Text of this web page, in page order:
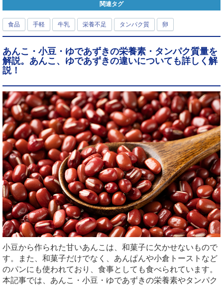
関連タグ
食品 手軽 牛乳 栄養不足 タンパク質 卵
あんこ・小豆・ゆであずきの栄養素・タンパク質量を
解説。あんこ、ゆであずきの違いについても詳しく解
説！
小豆から作られた甘いあんこは、和菓子に欠かせないもので
す。また、和菓子だけでなく、あんぱんや小倉トーストなど
のパンにも使われており、食事としても食べられています。
本記事では、あんこ・小豆・ゆであずきの栄養素やタンパク